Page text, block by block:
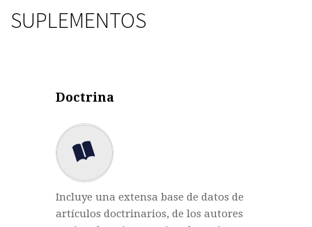
SUPLEMENTOS
Doctrina
Incluye una extensa base de datos de
artículos doctrinarios, de los autores